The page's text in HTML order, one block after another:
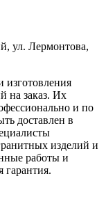
ул. Лермонтова,
изготовления
на заказ. Их
и по
доставлен в
изделий и
работы и